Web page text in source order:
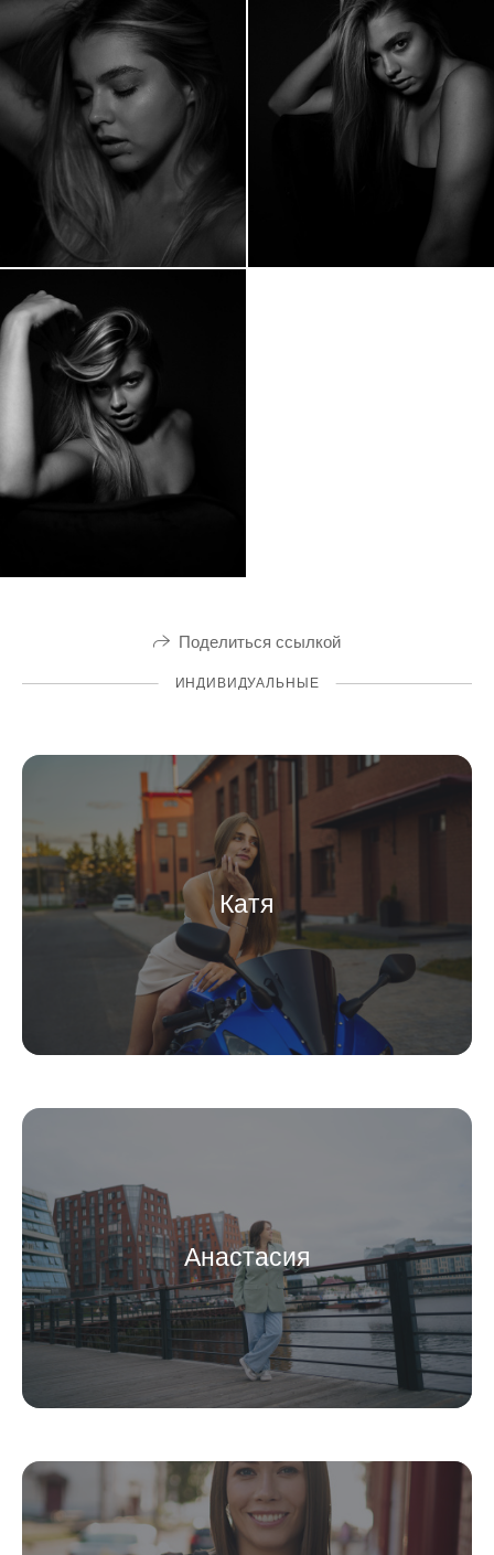
Поделиться ссылкой
ИНДИВИДУАЛЬНЫЕ
Катя
Анастасия